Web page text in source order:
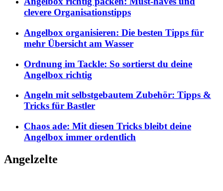
clevere Organisationstipps
Angelbox organisieren: Die besten Tipps für
mehr Übersicht am Wasser
Ordnung im Tackle: So sortierst du deine
Angelbox richtig
Angeln mit selbstgebautem Zubehör: Tipps &
Tricks für Bastler
Chaos ade: Mit diesen Tricks bleibt deine
Angelbox immer ordentlich
Angelzelte